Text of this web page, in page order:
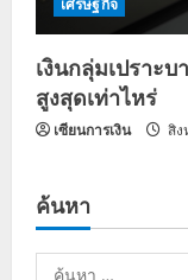
เงินกลุ่มเปราะ
สูงสุดเท่าไหร่
เซียนการเงิน สิง
ค้นหา
ค้นหา